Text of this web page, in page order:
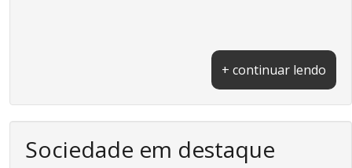
+ continuar lendo
Sociedade em destaque